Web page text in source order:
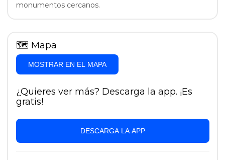
monumentos cercanos.
🗺 Mapa
MOSTRAR EN EL MAPA
¿Quieres ver más? Descarga la app. ¡Es
gratis!
DESCARGA LA APP